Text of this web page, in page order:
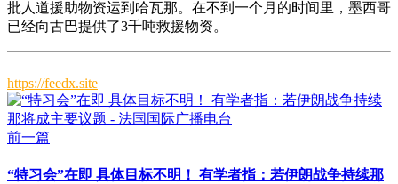
批人道援助物资运到哈瓦那。在不到一个月的时间里，墨西哥
已经向古巴提供了3千吨救援物资。
https://feedx.site
前一篇
“特习会”在即 具体目标不明！ 有学者指：若伊朗战争持续那